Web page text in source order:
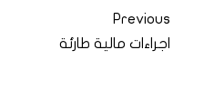
Previous
اجراءات مالية طارئة